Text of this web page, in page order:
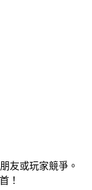
友或玩家競爭。
！